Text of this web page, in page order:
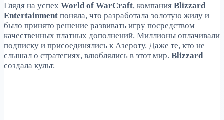
Глядя на успех World of WarCraft, компания Blizzard
Entertainment поняла, что разработала золотую жилу и
было принято решение развивать игру посредством
качественных платных дополнений. Миллионы оплачивали
подписку и присоединялись к Азероту. Даже те, кто не
слышал о стратегиях, влюблялись в этот мир. Blizzard
создала культ.